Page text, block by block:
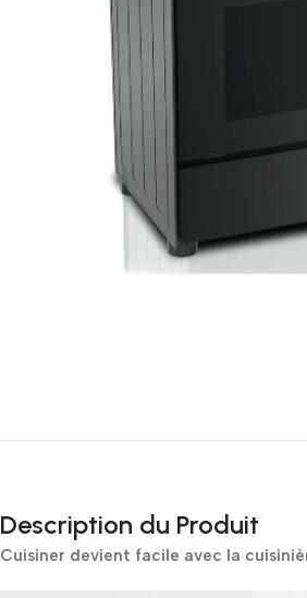
Description du Produit
Cuisiner devient facile avec la